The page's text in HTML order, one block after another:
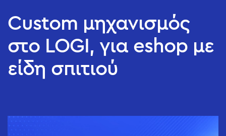
Custom μηχανισμός
στο LOGI, για eshop με
είδη σπιτιού